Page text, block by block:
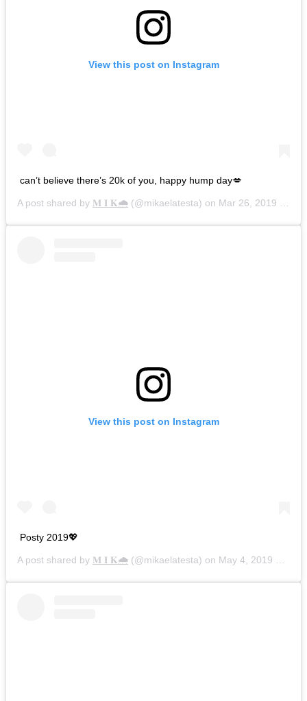
View this post on Instagram
can’t believe there’s 20k of you, happy hump day💋
A post shared by 𝐌 𝐈 𝐊🌧 (@mikaelatesta) on Mar 26, 2019 at 9:44pm PDT
View this post on Instagram
Posty 2019💖
A post shared by 𝐌 𝐈 𝐊🌧 (@mikaelatesta) on May 4, 2019 at 5:09pm PDT